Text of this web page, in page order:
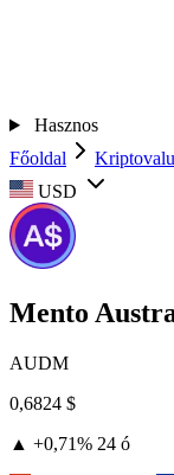
Hasznos
Főoldal
USD
Mento
AUDM
0,6824 $
▲ +0,71% 24 ó